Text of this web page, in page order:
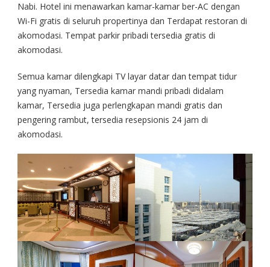
Nabi. Hotel ini menawarkan kamar-kamar ber-AC dengan
Wi-Fi gratis di seluruh propertinya dan Terdapat restoran di
akomodasi. Tempat parkir pribadi tersedia gratis di
akomodasi.
Semua kamar dilengkapi TV layar datar dan tempat tidur
yang nyaman, Tersedia kamar mandi pribadi didalam
kamar, Tersedia juga perlengkapan mandi gratis dan
pengering rambut, tersedia resepsionis 24 jam di
akomodasi.